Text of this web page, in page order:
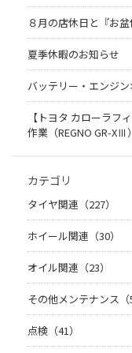
８月の店休日と『お
夏季休暇のお知らせ
バッテリー・エンジ
【トヨタ カローラフ
作業（REGNO GR-XⅢ）
カテゴリ
タイヤ関連（227）
ホイール関連（30）
オイル関連（23）
その他メンテナンス（
点検（41）